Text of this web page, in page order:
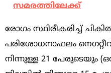
സമരത്തിലേക്ക്
രോഗം സ്ഥിരീകരിച്ച്
പരിശോധനാഫലം
നിന്നുള്ള 21 പേരുടെയും